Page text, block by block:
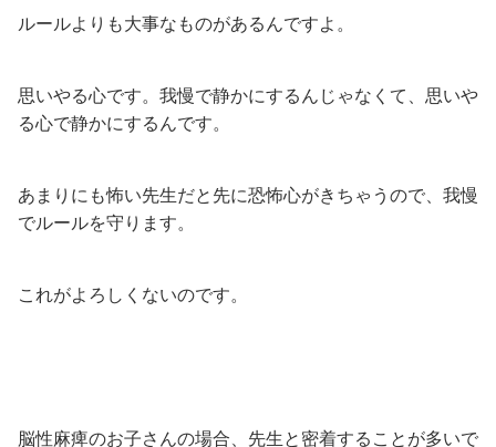
ルールよりも大事なものがあるんですよ。
思いやる心です。我慢で静かにするんじゃなくて、思いや
る心で静かにするんです。
あまりにも怖い先生だと先に恐怖心がきちゃうので、我慢
でルールを守ります。
これがよろしくないのです。
脳性麻痺のお子さんの場合、先生と密着することが多いで